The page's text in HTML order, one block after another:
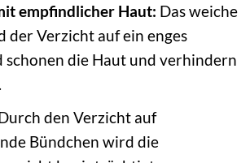
empfindlicher Haut: Das weiche
der Verzicht auf ein enges
schonen die Haut und verhindern
den Verzicht auf
Bündchen wird die